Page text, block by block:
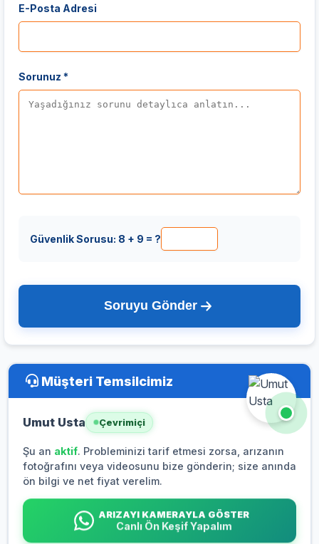
E-Posta Adresi
Sorunuz *
Güvenlik Sorusu: 8 + 9 = ?
Soruyu Gönder
Müşteri Temsilcimiz
Umut Usta Çevrimiçi
Şu an aktif. Probleminizi tarif etmesi zorsa, arızanın
fotoğrafını veya videosunu bize gönderin; size anında
ön bilgi ve net fiyat verelim.
ARIZAYI KAMERAYLA GÖSTER
Canlı Ön Keşif Yapalım